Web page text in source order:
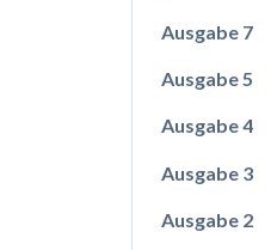
Ausgabe 7
Ausgabe 5
Ausgabe 4
Ausgabe 3
Ausgabe 2